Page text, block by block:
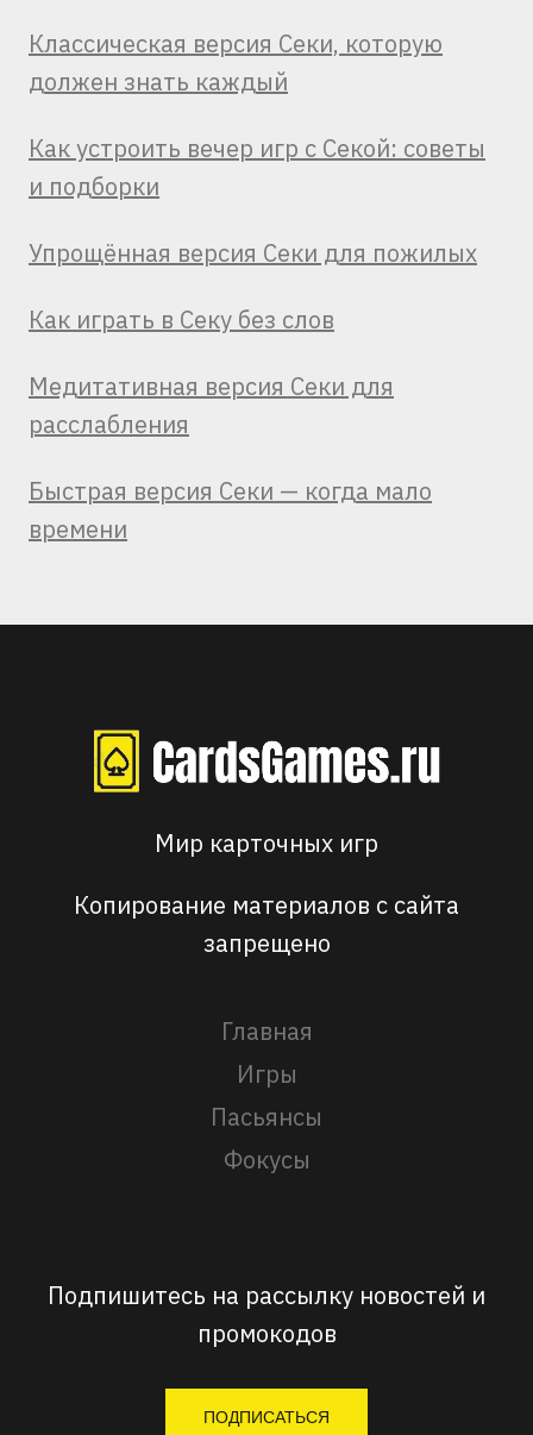
Классическая версия Секи, которую
должен знать каждый
Как устроить вечер игр с Секой: советы
и подборки
Упрощённая версия Секи для пожилых
Как играть в Секу без слов
Медитативная версия Секи для
расслабления
Быстрая версия Секи — когда мало
времени
Мир карточных игр
Копирование материалов с сайта
запрещено
Главная
Игры
Пасьянсы
Фокусы
Подпишитесь на рассылку новостей и
промокодов